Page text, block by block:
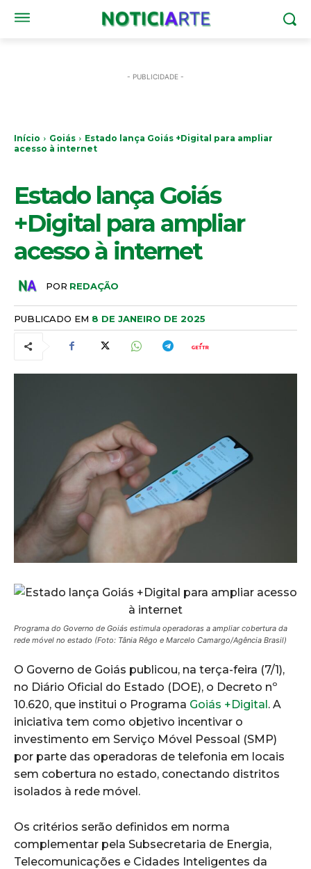
- PUBLICIDADE -
Início Goiás
Estado lança Goiás +Digital para ampliar
acesso à internet
Estado lança Goiás
+Digital para ampliar
acesso à internet
POR REDAÇÃO
PUBLICADO EM 8 DE JANEIRO DE 2025
Programa do Governo de Goiás estimula operadoras a ampliar cobertura da
rede móvel no estado (Foto: Tânia Rêgo e Marcelo Camargo/Agência Brasil)
O Governo de Goiás publicou, na terça-feira (7/1),
no Diário Oficial do Estado (DOE), o Decreto nº
10.620, que institui o Programa Goiás +Digital. A
iniciativa tem como objetivo incentivar o
investimento em Serviço Móvel Pessoal (SMP)
por parte das operadoras de telefonia em locais
sem cobertura no estado, conectando distritos
isolados à rede móvel.
Os critérios serão definidos em norma
complementar pela Subsecretaria de Energia,
Telecomunicações e Cidades Inteligentes da